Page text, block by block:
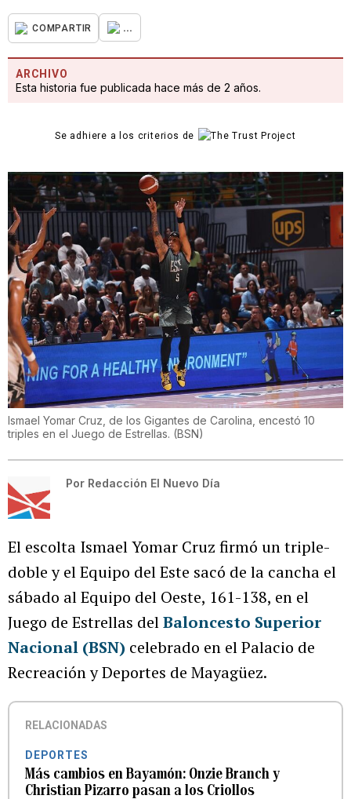
COMPARTIR ...
ARCHIVO
Esta historia fue publicada hace más de 2 años.
Se adhiere a los criterios de
Ismael Yomar Cruz, de los Gigantes de Carolina, encestó 10
triples en el Juego de Estrellas. (BSN)
Por Redacción El Nuevo Día
El escolta Ismael Yomar Cruz firmó un triple-
doble y el Equipo del Este sacó de la cancha el
sábado al Equipo del Oeste, 161-138, en el
Juego de Estrellas delBaloncesto Superior
Nacional (BSN) celebrado en el Palacio de
Recreación y Deportes de Mayagüez.
RELACIONADAS
DEPORTES
Más cambios en Bayamón: Onzie Branch y
Christian Pizarro pasan a los Criollos